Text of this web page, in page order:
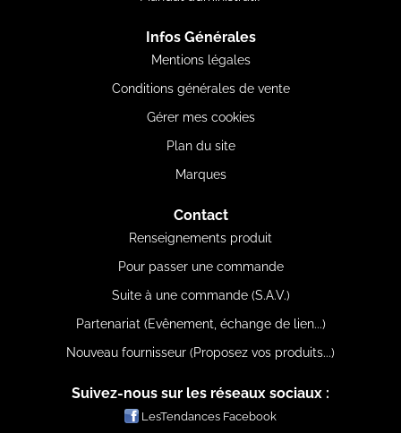
Infos Générales
Mentions légales
Conditions générales de vente
Gérer mes cookies
Plan du site
Marques
Contact
Renseignements produit
Pour passer une commande
Suite à une commande (S.A.V.)
Partenariat (Evênement, échange de lien...)
Nouveau fournisseur (Proposez vos produits...)
Suivez-nous sur les réseaux sociaux :
LesTendances Facebook